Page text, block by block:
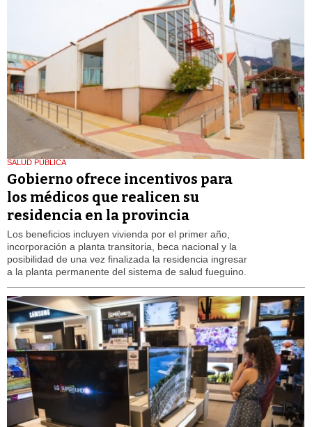
SALUD PÚBLICA
Gobierno ofrece incentivos para
los médicos que realicen su
residencia en la provincia
Los beneficios incluyen vivienda por el primer año,
incorporación a planta transitoria, beca nacional y la
posibilidad de una vez finalizada la residencia ingresar
a la planta permanente del sistema de salud fueguino.